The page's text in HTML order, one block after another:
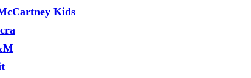
Kids